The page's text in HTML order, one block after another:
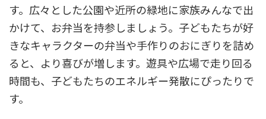
す。広々とした公園や近所の緑地に家族みんなで出
かけて、お弁当を持参しましょう。子どもたちが好
きなキャラクターの弁当や手作りのおにぎりを詰め
ると、より喜びが増します。遊具や広場で走り回る
時間も、子どもたちのエネルギー発散にぴったりで
す。